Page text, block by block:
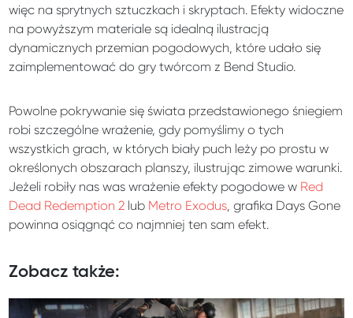
więc na sprytnych sztuczkach i skryptach. Efekty widoczne
na powyższym materiale są idealną ilustracją
dynamicznych przemian pogodowych, które udało się
zaimplementować do gry twórcom z Bend Studio.
Powolne pokrywanie się świata przedstawionego śniegiem
robi szczególne wrażenie, gdy pomyślimy o tych
wszystkich grach, w których biały puch leży po prostu w
określonych obszarach planszy, ilustrując zimowe warunki.
Jeżeli robiły nas was wrażenie efekty pogodowe w Red
Dead Redemption 2 lub Metro Exodus, grafika Days Gone
powinna osiągnąć co najmniej ten sam efekt.
Zobacz także: